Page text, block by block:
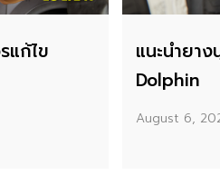
แก้ไข
แนะนำยา
Dolphin
August 6,